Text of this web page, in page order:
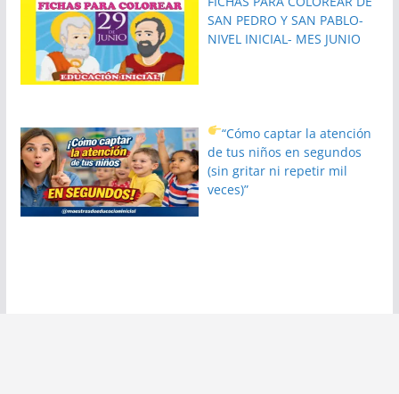
SAN PEDRO Y SAN PABLO-
NIVEL INICIAL- MES JUNIO
“Cómo captar la atención
de tus niños en segundos
(sin gritar ni repetir mil
veces)”